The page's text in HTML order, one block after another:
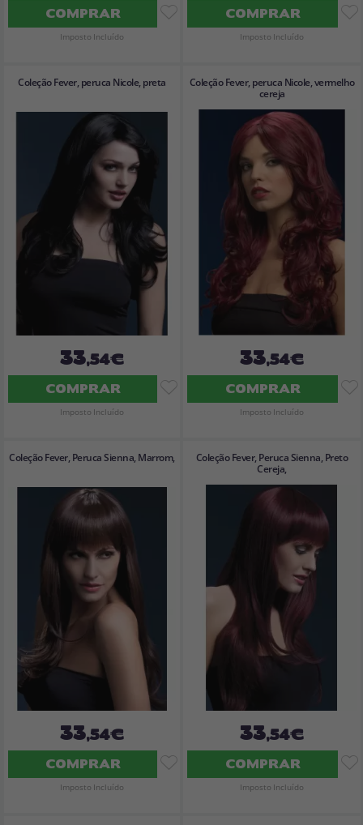
COMPRAR
Imposto Incluído
COMPRAR
Imposto Incluído
Coleção Fever, peruca Nicole, preta
33,54€
COMPRAR
Imposto Incluído
Coleção Fever, peruca Nicole, vermelho
cereja
33,54€
COMPRAR
Imposto Incluído
Coleção Fever, Peruca Sienna, Marrom,
33,54€
COMPRAR
Imposto Incluído
Coleção Fever, Peruca Sienna, Preto
Cereja,
33,54€
COMPRAR
Imposto Incluído